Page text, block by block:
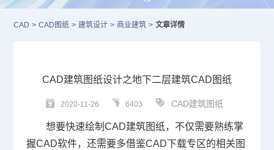
CAD > CAD图纸 > 建筑设计 > 商业建筑 > 文章详情
CAD建筑图纸设计之地下二层建筑CAD图纸
2020-11-26 6403 CAD建筑图纸
想要快速绘制 CAD建筑图纸，不仅需要熟练掌
握CAD软件，还需要多借鉴CAD下载专区的相关图